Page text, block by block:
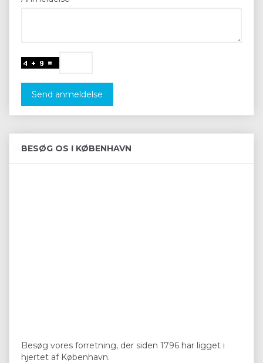
Send anmeldelse
BESØG OS I KØBENHAVN
Besøg vores forretning, der siden 1796 har ligget i
hjertet af København.